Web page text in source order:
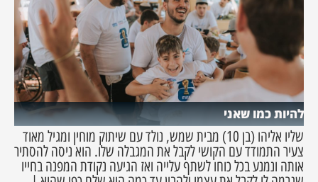
להיות כמו שאני
שליו אליהו (בן 10) מבית שמש, נולד עם שיתוק מוחין ומגיל מאוד
צעיר התמודד עם הקושי לקבל את המגבלה שלו. הוא ניסה להסתיר
אותה ונמנע בכל כוחו לשתף עלייה ואז הגיעה נקודת המפנה בחייו